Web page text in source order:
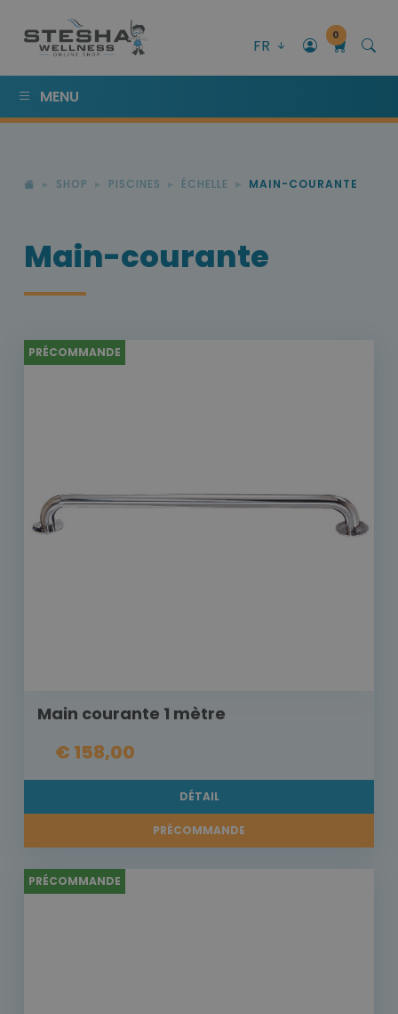
FR
0
MENU
SHOP PISCINES ÉCHELLE MAIN-COURANTE
Main-courante
PRÉCOMMANDE
Main courante 1 mètre
€ 158,00
DÉTAIL
PRÉCOMMANDE
PRÉCOMMANDE